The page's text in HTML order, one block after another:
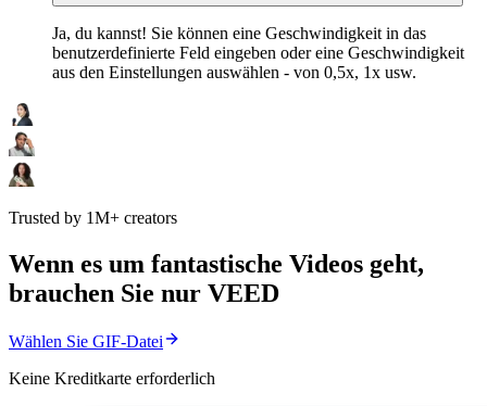
Ja, du kannst! Sie können eine Geschwindigkeit in das
benutzerdefinierte Feld eingeben oder eine Geschwindigkeit
aus den Einstellungen auswählen - von 0,5x, 1x usw.
Trusted by 1M+ creators
Wenn es um fantastische Videos geht,
brauchen Sie nur VEED
Wählen Sie GIF-Datei
Keine Kreditkarte erforderlich